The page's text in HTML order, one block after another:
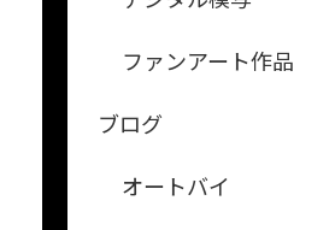
ファンアート作品
ブログ
オートバイ